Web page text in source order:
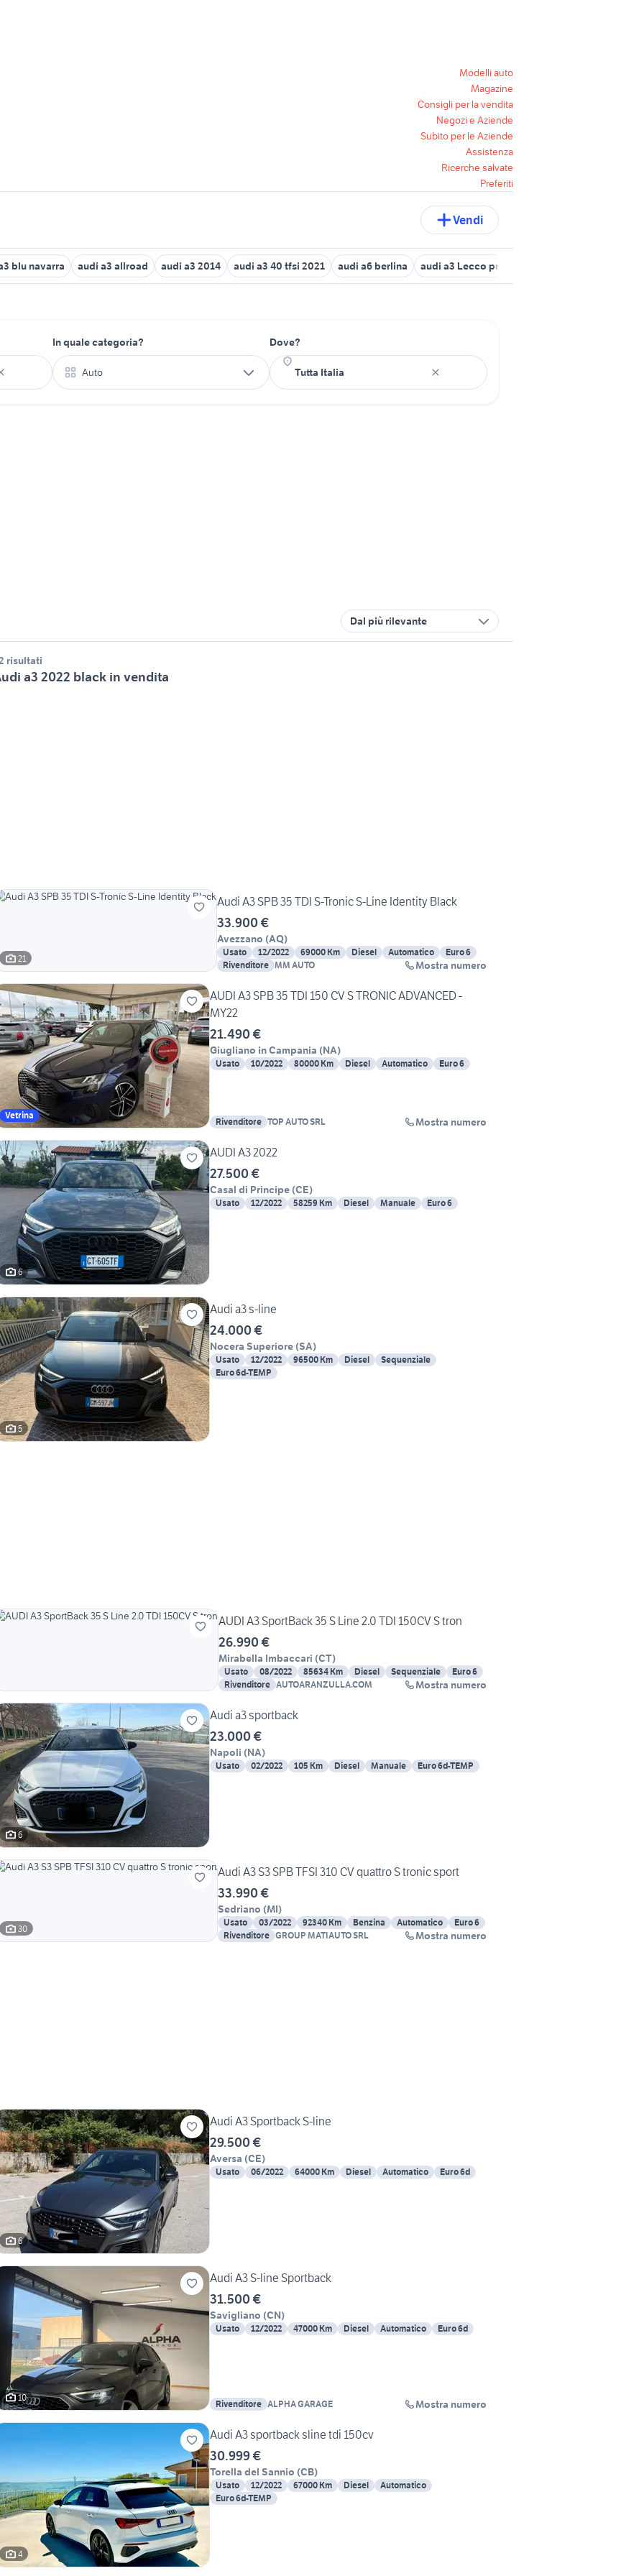
Modelli auto
Magazine
Consigli per la vendita
Negozi e Aziende
Subito per le Aziende
Assistenza
Ricerche salvate
Preferiti
Vendi
blu navarra audi a3 allroad audi a3 2014 audi a3 40 tfsi 2021 audi a6 berlina audi a3 Lecco provincia
In quale categoria?
Auto
Dove?
Dal più rilevante
risultati
a3 2022 black in vendita
21
Audi A3 SPB 35 TDI S-Tronic S-Line Identity Black
33.900 €
Avezzano (AQ)
Usato 12/2022 69000 Km Diesel Automatico
Euro 6
Rivenditore MM AUTO Mostra numero
Vetrina
AUDI A3 SPB 35 TDI 150 CV S TRONIC ADVANCED -
MY22
21.490 €
Giugliano in Campania (NA)
Usato 10/2022 80000 Km Diesel Automatico Euro 6
Rivenditore TOP AUTO SRL Mostra numero
6
AUDI A3 2022
27.500 €
Casal di Principe (CE)
Usato 12/2022 58259 Km Diesel Manuale Euro 6
5
Audi a3 s-line
24.000 €
Nocera Superiore (SA)
Usato 12/2022 96500 Km Diesel
Sequenziale
Euro 6d-TEMP
AUDI A3 SportBack 35 S Line 2.0 TDI 150CV S tron
26.990 €
Mirabella Imbaccari (CT)
Usato 08/2022 85634 Km Diesel Sequenziale
Euro 6
Rivenditore AUTOARANZULLA.COM Mostra numero
6
Audi a3 sportback
23.000 €
Napoli (NA)
Usato 02/2022 105 Km Diesel Manuale Euro 6d-TEMP
30
Audi A3 S3 SPB TFSI 310 CV quattro S tronic sport
33.990 €
Sedriano (MI)
Usato 03/2022 92340 Km Benzina Automatico
Euro 6
Rivenditore GROUP MATIAUTO SRL Mostra numero
6
Audi A3 Sportback S-line
29.500 €
Aversa (CE)
Usato 06/2022 64000 Km Diesel Automatico Euro 6d
10
Audi A3 S-line Sportback
31.500 €
Savigliano (CN)
Usato 12/2022 47000 Km Diesel Automatico Euro 6d
Rivenditore ALPHA GARAGE Mostra numero
4
Audi A3 sportback sline tdi 150cv
30.999 €
Torella del Sannio (CB)
Usato 12/2022 67000 Km Diesel
Automatico
Euro 6d-TEMP